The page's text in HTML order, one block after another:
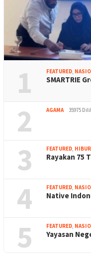
1 FEATURED
SMARTRIE
2 AGAMA 35975
3 FEATURED
Rayakan 75
4 FEATURED
Native
5 FEATURED
Yayasan